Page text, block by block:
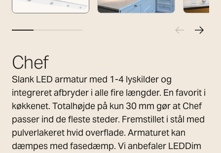
Chef
Slank LED armatur med 1-4 lyskilder og
integreret afbryder i alle fire længder. En favorit i
køkkenet. Totalhøjde på kun 30 mm gør at Chef
passer ind de fleste steder. Fremstillet i stål med
pulverlakeret hvid overflade. Armaturet kan
dæmpes med fasedæmp. Vi anbefaler LEDDim